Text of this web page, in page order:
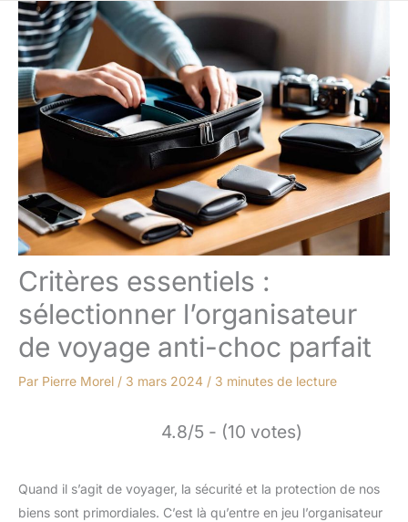
Critères essentiels :
sélectionner l’organisateur
de voyage anti-choc parfait
Par Pierre Morel / 3 mars 2024 / 3 minutes de lecture
4.8/5 - (10 votes)
Quand il s’agit de voyager, la sécurité et la protection de nos
biens sont primordiales. C’est là qu’entre en jeu l’organisateur